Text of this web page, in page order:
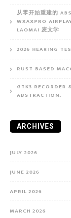
从零开始重建的
WXAXPRO
LAOMAI 麦文学
2026 HEARING
RUST BASED
GTK3 RECORDER
ABSTRACTION.
ARCHIVES
JULY 2026
JUNE 2026
APRIL 2026
MARCH 2026